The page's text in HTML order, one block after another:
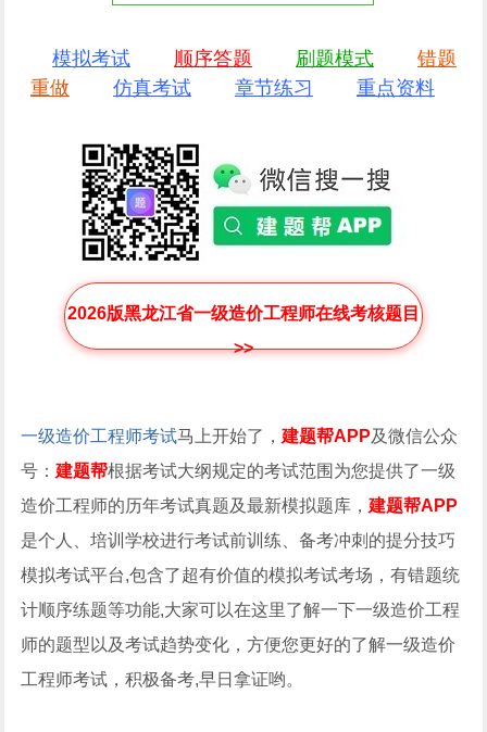
模拟考试 顺序答题 刷题模式
错题
重做
仿真考试 章节练习 重点资料
2026版黑龙江省一级造价工程师在线考核题目
>>
一级造价工程师考试马上开始了，建题帮APP及微信公众
号：建题帮根据考试大纲规定的考试范围为您提供了一级
造价工程师的历年考试真题及最新模拟题库，建题帮APP
是个人、培训学校进行考试前训练、备考冲刺的提分技巧
模拟考试平台,包含了超有价值的模拟考试考场，有错题统
计顺序练题等功能,大家可以在这里了解一下一级造价工程
师的题型以及考试趋势变化，方便您更好的了解一级造价
工程师考试，积极备考,早日拿证哟。